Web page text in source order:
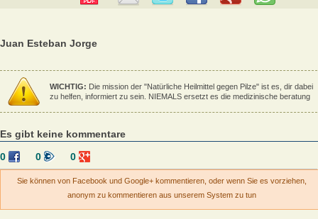
Juan Esteban Jorge
WICHTIG: Die mission der "Natürliche Heilmittel gegen Pilze" ist es, dir dabei
zu helfen, informiert zu sein. NIEMALS ersetzt es die medizinische beratung
Es gibt keine kommentare
0
0 0
Sie können von Facebook und Google+ kommentieren, oder wenn Sie es vorziehen,
anonym zu kommentieren aus unserem System zu tun